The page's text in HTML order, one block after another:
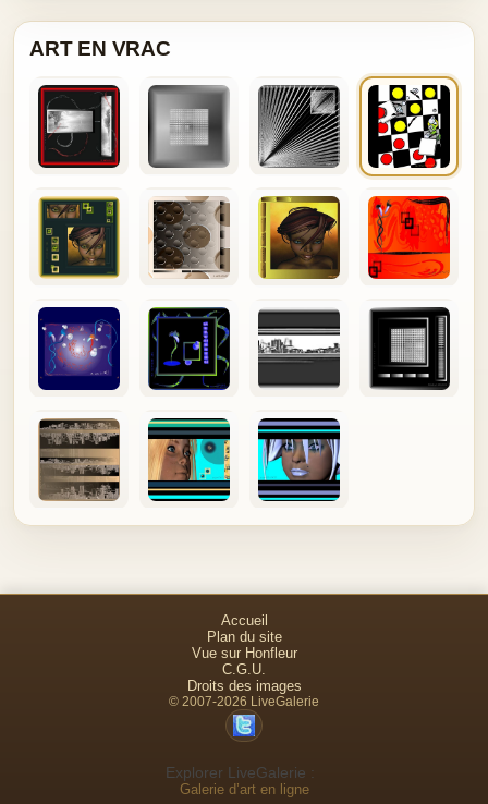
ART EN VRAC
Accueil
Plan du site
Vue sur Honfleur
C.G.U.
Droits des images
© 2007-2026 LiveGalerie
Explorer LiveGalerie :
Galerie d’art en ligne